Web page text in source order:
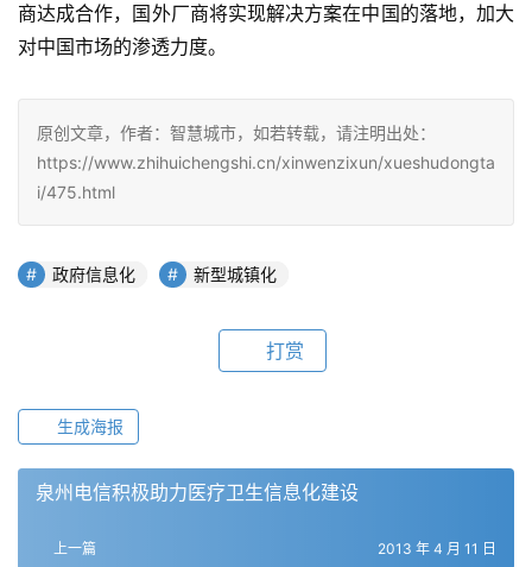
商达成合作，国外厂商将实现解决方案在中国的落地，加大
对中国市场的渗透力度。
原创文章，作者：智慧城市，如若转载，请注明出处：
https://www.zhihuichengshi.cn/xinwenzixun/xueshudongta
i/475.html
政府信息化 新型城镇化
打赏
生成海报
泉州电信积极助力医疗卫生信息化建设
上一篇 2013 年 4 月 11 日